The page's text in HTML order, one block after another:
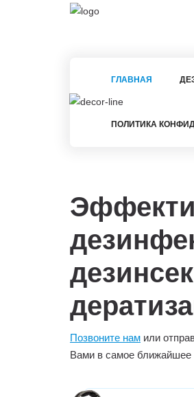
ГЛАВНАЯ
ПОЛИТИКА
Позвоните нам или
Вами в самое ближайшее